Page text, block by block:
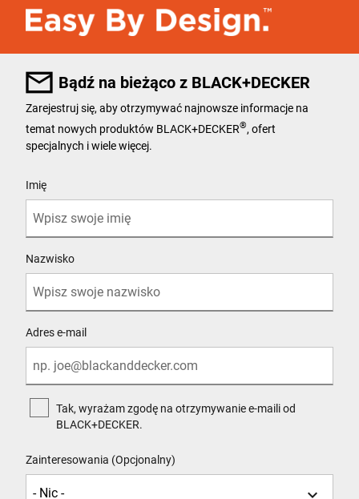
Bądź na bieżąco z BLACK+DECKER
Zarejestruj się, aby otrzymywać najnowsze informacje na
temat nowych produktów BLACK+DECKER® , ofert
specjalnych i wiele więcej.
Imię
Nazwisko
Adres e-mail
Tak, wyrażam zgodę na otrzymywanie e-maili od
BLACK+DECKER.
Zainteresowania (Opcjonalny)